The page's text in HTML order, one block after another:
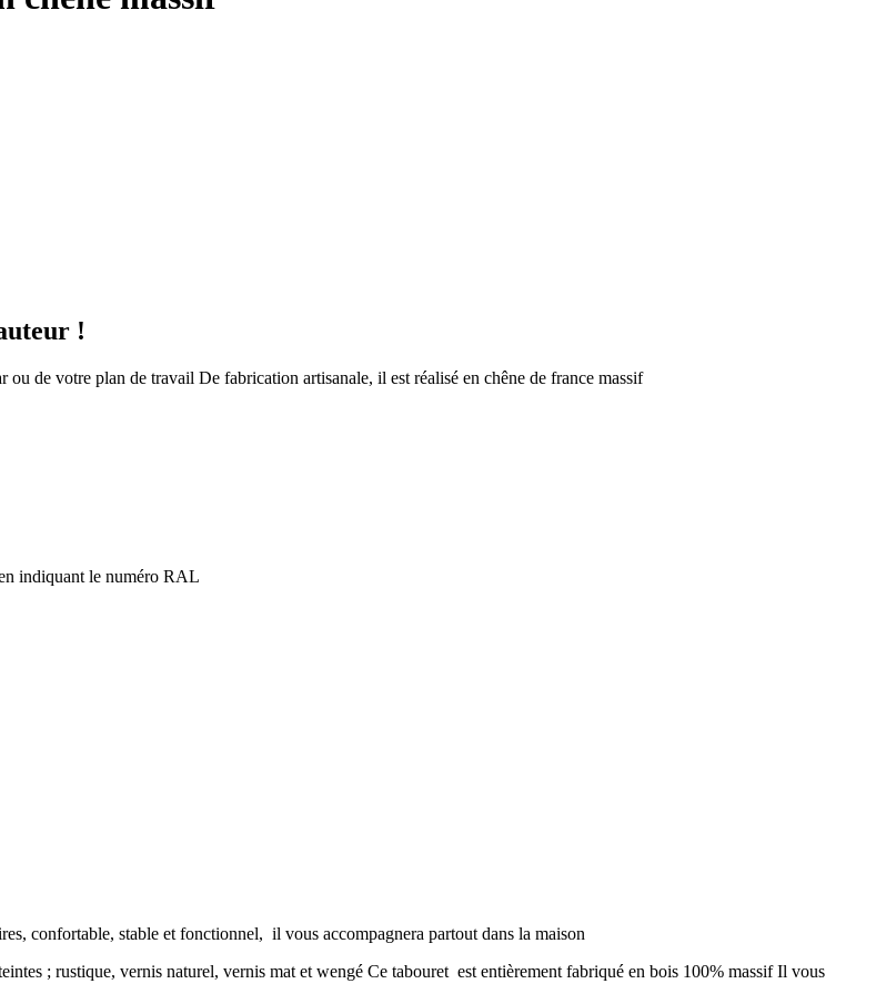
!
de votre plan de travail De fabrication artisanale, il est réalisé en chêne de france massif
indiquant le numéro RAL
confortable, stable et fonctionnel, il vous accompagnera partout dans la maison
; rustique, vernis naturel, vernis mat et wengé Ce tabouret est entièrement fabriqué en bois 100% massif Il vous